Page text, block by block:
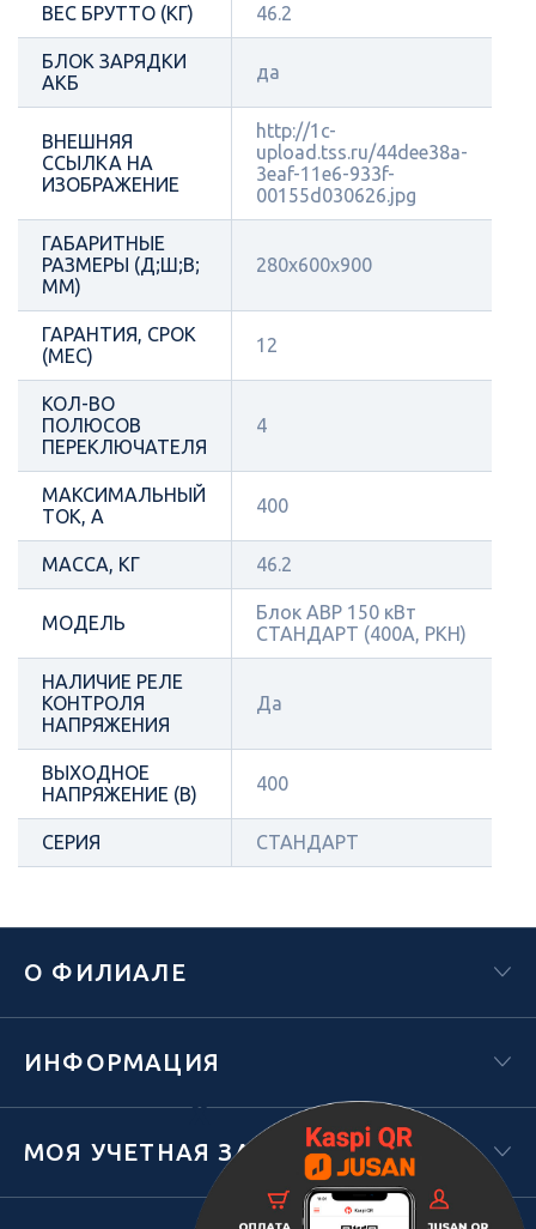
ВЕС БРУТТО (КГ) 46.2
БЛОК ЗАРЯДКИ
АКБ
да
ВНЕШНЯЯ
ССЫЛКА НА
ИЗОБРАЖЕНИЕ
http://1c-
upload.tss.ru/44dee38a-
3eaf-11e6-933f-
00155d030626.jpg
ГАБАРИТНЫЕ
РАЗМЕРЫ (Д;Ш;В;
ММ)
280х600х900
ГАРАНТИЯ, СРОК
(МЕС)
12
КОЛ-ВО
ПОЛЮСОВ
ПЕРЕКЛЮЧАТЕЛЯ
4
МАКСИМАЛЬНЫЙ
ТОК, А
400
МАССА, КГ 46.2
МОДЕЛЬ
Блок АВР 150 кВт
СТАНДАРТ (400А, РКН)
НАЛИЧИЕ РЕЛЕ
КОНТРОЛЯ
НАПРЯЖЕНИЯ
Да
ВЫХОДНОЕ
НАПРЯЖЕНИЕ (В)
400
СЕРИЯ СТАНДАРТ
Х
О ФИЛИАЛЕ
ИНФОРМАЦИЯ
МОЯ УЧЕТНАЯ ЗАПИСЬ